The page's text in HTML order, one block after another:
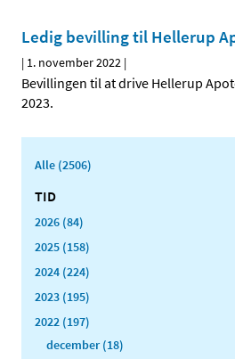
Ledig bevilling til Hellerup
| 1. november 2022 |
Bevillingen til at drive Hellerup
2023.
Alle (2506)
TID
2026 (84)
2025 (158)
2024 (224)
2023 (195)
2022 (197)
december (18)